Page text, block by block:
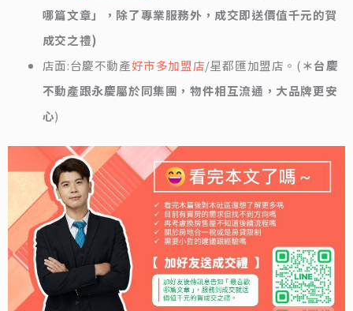
哪篇文章」，除了專業服務外，成交即送價值千元的賀
成交之禮)
店面:台慶不動產好市多加盟店/星都匯加盟店。(＊台慶
不動產跟永慶屬於同集團，物件相互流通，大品牌更安
心)